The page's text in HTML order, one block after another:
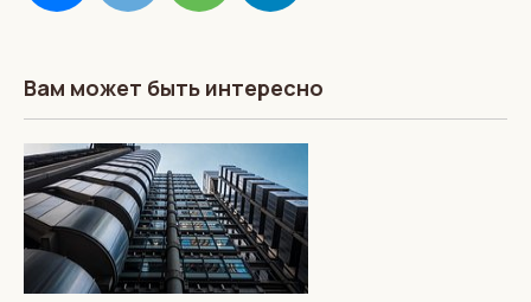
Вам может быть интересно